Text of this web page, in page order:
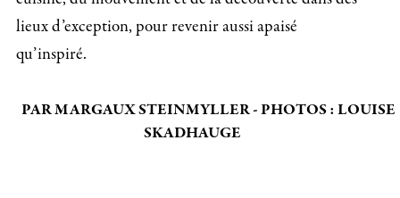
lieux d’exception, pour revenir aussi apaisé
qu’inspiré.
PAR MARGAUX STEINMYLLER - PHOTOS : LOUISE
SKADHAUGE